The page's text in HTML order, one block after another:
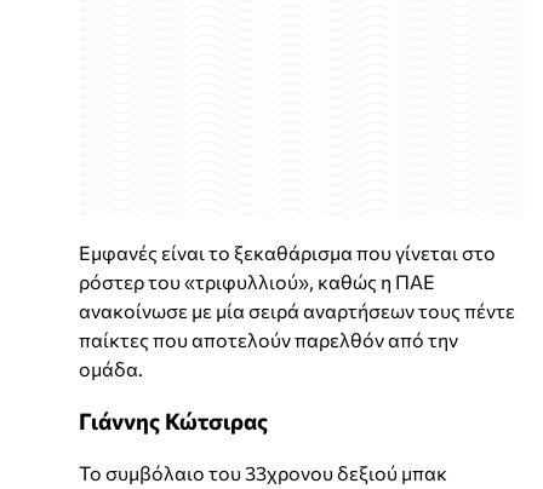
Εμφανές είναι το ξεκαθάρισμα που γίνεται στο
ρόστερ του «τριφυλλιού», καθώς η ΠΑΕ
ανακοίνωσε με μία σειρά αναρτήσεων τους πέντε
παίκτες που αποτελούν παρελθόν από την
ομάδα.
Γιάννης Κώτσιρας
Το συμβόλαιο του 33χρονου δεξιού μπακ